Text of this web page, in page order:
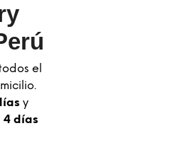
el
y
4 días